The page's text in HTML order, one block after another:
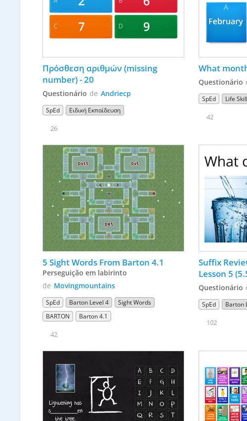
Πρόσθεση αριθμών (missing
number) - 20
Questionário de Andriecp
SpEd Ειδική Εκπαίδευση
26
What
Questionário
SpEd Life
42
5 Sight Words From Barton 4.1
Perseguição em labirinto
de Movingmountains
SpEd Barton Level 4
Sight Words
BARTON
Barton 4.1
42
Suffix
Lesson 5
Questionário
SpEd Barton
102